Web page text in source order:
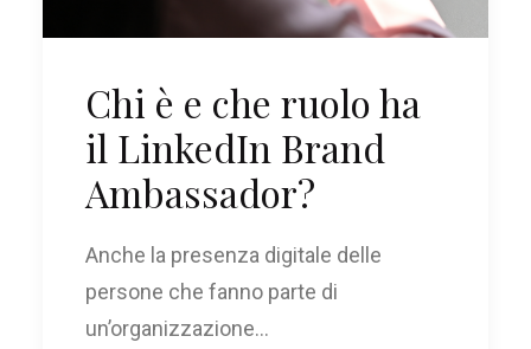
Chi è e che ruolo ha
il LinkedIn Brand
Ambassador?
Anche la presenza digitale delle
persone che fanno parte di
un’organizzazione…